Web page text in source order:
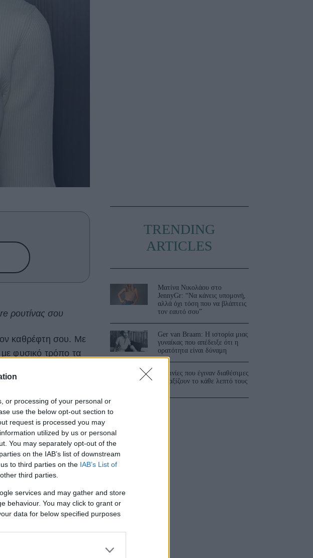
or processing of your personal or
use the below opt-out section to
request is processed you may
utilized by us or personal
You may separately opt-out of the
on the IAB’s list of downstream
to third parties on the IAB’s List of
third parties.
services and may gather and store
behaviour. You may click to grant or
data for below specified purposes
ρουτίνας σου
καθρέφτη σου. Με
φυσικό τρόπο τα
να αναπνεύσει και
κι όχι ως
TRENDING
ARTICLES
Ματίνα Νικολάου στο
JennyGr: “Να κάνεις υπομονή,
αλλά όχι τόση που να βλάπτεις
τον εαυτό σου”
Ger van Braam: Η ιστορία μιας
γυναίκας που απέδειξε ότι η
ορατότητα είναι δύναμη
3 ταινίες που έγιναν διαθέσιμες
και αξίζουν το κάθε λεπτό τους